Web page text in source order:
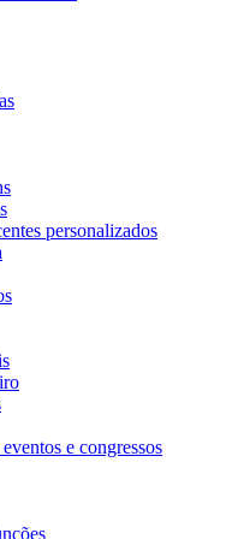
personalizados
e congressos